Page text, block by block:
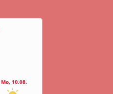
Mo, 10.08.